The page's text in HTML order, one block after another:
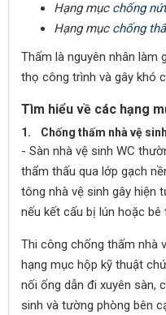
Hạng mục chống
Hạng mụcchống
Thấm là nguyên nhân làm
thọ công trình và gây khó
Tìm hiểu về các hạng
1. Chống thấm nhà vệ
- Sàn nhà vệ sinh WC
thẩm thấu qua lớp gạch
tông nhà vệ sinh gây hiện
nếu kết cấu bị lún hoặc
Thi công chống thấm nhà
hạng mục hộp kỹ thuật
nối ống dẫn đi xuyên sàn,
sinh và tường phòng bên